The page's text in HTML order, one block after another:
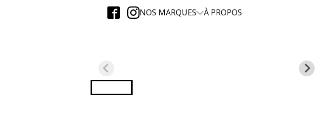
NOS MARQUES À PROPOS